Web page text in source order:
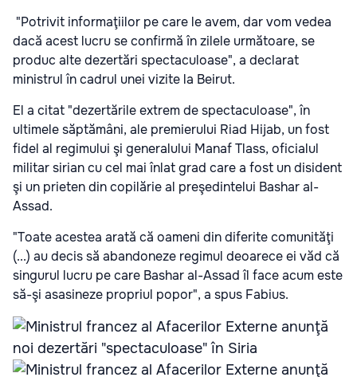
"Potrivit informaţiilor pe care le avem, dar vom vedea
dacă acest lucru se confirmă în zilele următoare, se
produc alte dezertări spectaculoase", a declarat
ministrul în cadrul unei vizite la Beirut.
El a citat "dezertările extrem de spectaculoase", în
ultimele săptămâni, ale premierului Riad Hijab, un fost
fidel al regimului şi generalului Manaf Tlass, oficialul
militar sirian cu cel maiînlat grad care a fost un disident
şi un prieten din copilărie al preşedintelui Bashar al-
Assad.
"Toate acestea arată că oameni din diferite comunităţi
(...) au decis să abandoneze regimul deoarece ei văd că
singurul lucru pe care Bashar al-Assad îl face acum este
să-şi asasineze propriul popor", a spus Fabius.